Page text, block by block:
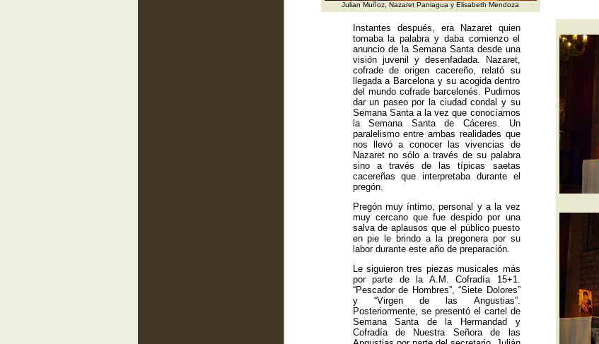
Julian Muñoz, Nazaret Paniagua y Elisabeth Mendoza
Instantes después, era Nazaret quien
tomaba la palabra y daba comienzo el
anuncio de la Semana Santa desde una
visión juvenil y desenfadada. Nazaret,
cofrade de origen cacereño, relató su
llegada a Barcelona y su acogida dentro
del mundo cofrade barcelonés. Pudimos
dar un paseo por la ciudad condal y su
Semana Santa a la vez que conocíamos
la Semana Santa de Cáceres. Un
paralelismo entre ambas realidades que
nos llevó a conocer las vivencias de
Nazaret no sólo a través de su palabra
sino a través de las típicas saetas
cacereñas que interpretaba durante el
pregón.
Pregón muy íntimo, personal y a la vez
muy cercano que fue despido por una
salva de aplausos que el público puesto
en pie le brindo a la pregonera por su
labor durante este año de preparación.
Le siguieron tres piezas musicales más
por parte de la A.M. Cofradía 15+1.
“Pescador de Hombres”, “Siete Dolores”
y “Virgen de las Angustias”.
Posteriormente, se presentó el cartel de
Semana Santa de la Hermandad y
Cofradía de Nuestra Señora de las